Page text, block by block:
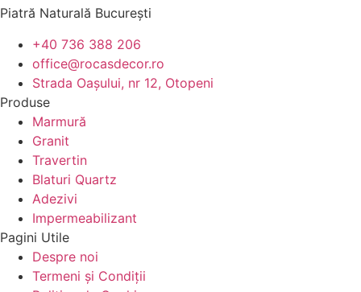
Piatră Naturală București
+40 736 388 206
office@rocasdecor.ro
Strada Oașului, nr 12, Otopeni
Produse
Marmură
Granit
Travertin
Blaturi Quartz
Adezivi
Impermeabilizant
Pagini Utile
Despre noi
Termeni și Condiții